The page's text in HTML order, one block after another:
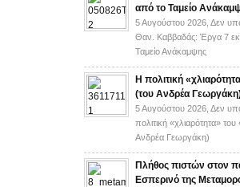
από το Ταμείο
5 Αυγούστου 2026, Δεν
Θαν. Καββαδάς: Έργα 7
Ταμείο Ανάκαμψης
H πολιτική
(του Ανδρέα
5 Αυγούστου 2026, Δεν
πολιτική «χλιαρότητα»
Ανδρέα Γεωργάκη)
Πλήθος πιστών στον
Εσπερινό της